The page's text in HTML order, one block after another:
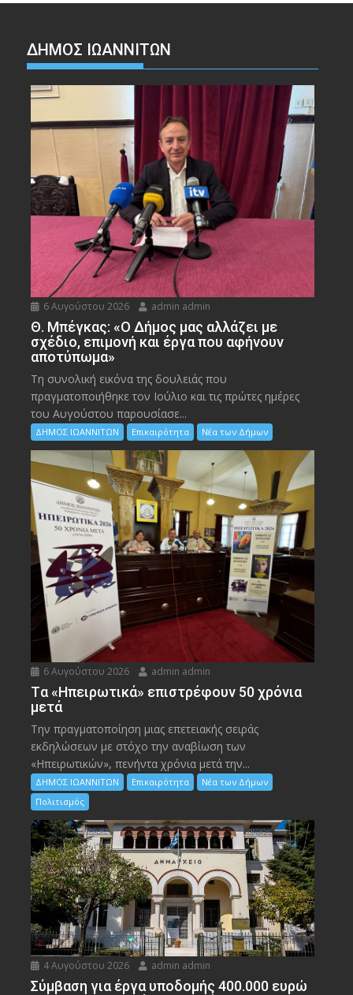
ΔΗΜΟΣ ΙΩΑΝΝΙΤΩΝ
6 Αυγούστου 2026 admin admin
Θ. Μπέγκας: «Ο Δήμος μας αλλάζει με
σχέδιο, επιμονή και έργα που αφήνουν
αποτύπωμα»
Τη συνολική εικόνα της δουλειάς που
πραγματοποιήθηκε τον Ιούλιο και τις πρώτες ημέρες
του Αυγούστου παρουσίασε...
ΔΗΜΟΣ ΙΩΑΝΝΙΤΩΝ Επικαιρότητα Νέα των Δήμων
6 Αυγούστου 2026 admin admin
Tα «Ηπειρωτικά» επιστρέφουν 50 χρόνια
μετά
Την πραγματοποίηση μιας επετειακής σειράς
εκδηλώσεων με στόχο την αναβίωση των
«Ηπειρωτικών», πενήντα χρόνια μετά την...
ΔΗΜΟΣ ΙΩΑΝΝΙΤΩΝ Επικαιρότητα
Νέα των Δήμων
Πολιτισμός
4 Αυγούστου 2026 admin admin
Σύμβαση για έργα υποδομής 400.000 ευρώ